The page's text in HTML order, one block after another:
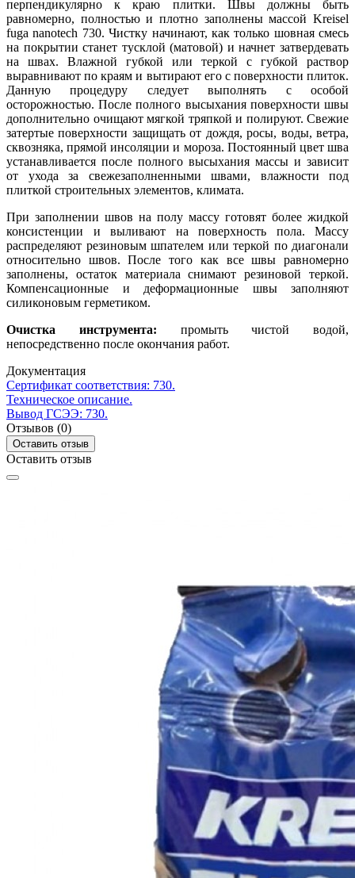
перпендикулярно к краю плитки. Швы должны быть
равномерно, полностью и плотно заполнены массой Kreisel
fuga nanotech 730. Чистку начинают, как только шовная смесь
на покрытии станет тусклой (матовой) и начнет затвердевать
на швах. Влажной губкой или теркой с губкой раствор
выравнивают по краям и вытирают его с поверхности плиток.
Данную процедуру следует выполнять с особой
осторожностью. После полного высыхания поверхности швы
дополнительно очищают мягкой тряпкой и полируют. Свежие
затертые поверхности защищать от дождя, росы, воды, ветра,
сквозняка, прямой инсоляции и мороза. Постоянный цвет шва
устанавливается после полного высыхания массы и зависит
от ухода за свежезаполненными швами, влажности под
плиткой строительных элементов, климата.
При заполнении швов на полу массу готовят более жидкой
консистенции и выливают на поверхность пола. Массу
распределяют резиновым шпателем или теркой по диагонали
относительно швов. После того как все швы равномерно
заполнены, остаток материала снимают резиновой теркой.
Компенсационные и деформационные швы заполняют
силиконовым герметиком.
Очистка инструмента: промыть чистой водой,
непосредственно после окончания работ.
Документация
Сертификат соответствия: 730.
Техническое описание.
Вывод ГСЭЭ: 730.
Отзывов (0)
Оставить отзыв
Оставить отзыв